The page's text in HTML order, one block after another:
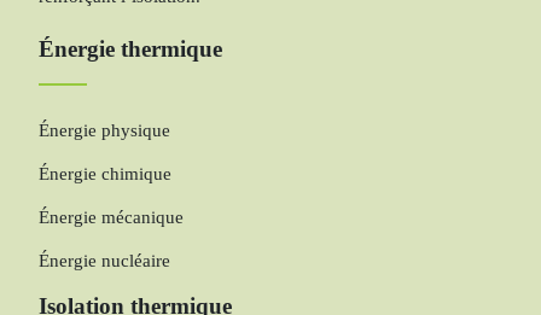
Énergie thermique
Énergie physique
Énergie chimique
Énergie mécanique
Énergie nucléaire
Isolation thermique